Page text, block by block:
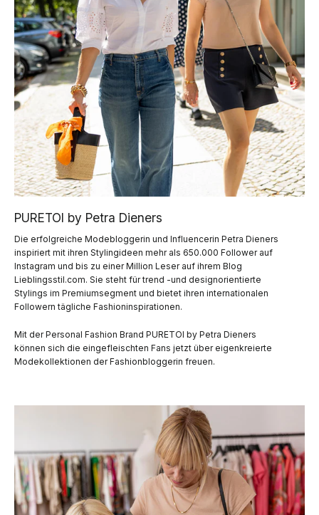
PURETOI by Petra Dieners
Die erfolgreiche Modebloggerin und Influencerin Petra Dieners
inspiriert mit ihren Stylingideen mehr als 650.000 Follower auf
Instagram und bis zu einer Million Leser auf ihrem Blog
Lieblingsstil.com. Sie steht für trend -und designorientierte
Stylings im Premiumsegment und bietet ihren internationalen
Followern tägliche Fashioninspirationen.
Mit der Personal Fashion Brand PURETOI by Petra Dieners
können sich die eingefleischten Fans jetzt über eigenkreierte
Modekollektionen der Fashionbloggerin freuen.